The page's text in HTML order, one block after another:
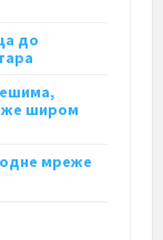
до
широм
мреже